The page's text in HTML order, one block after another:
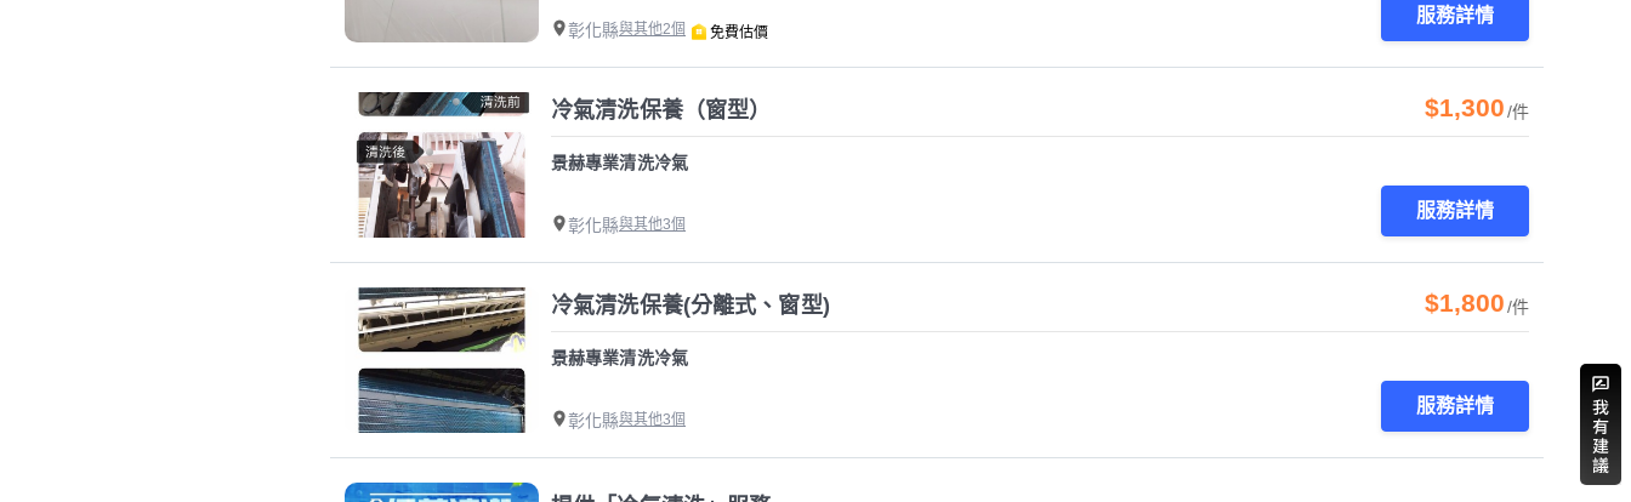
彰化縣與其他2個 免費估價
服務詳情
冷氣清洗保養（窗型） $1,300/件
景赫專業清洗冷氣
彰化縣與其他3個
服務詳情
冷氣清洗保養(分離式、窗型) $1,800/件
景赫專業清洗冷氣
彰化縣與其他3個
服務詳情